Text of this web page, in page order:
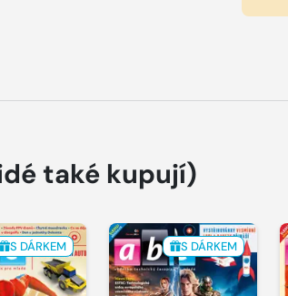
také kupují)
S DÁRKEM S DÁRKEM